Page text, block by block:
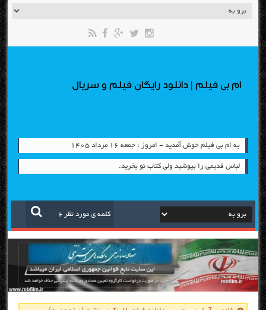
ام بی فیلم | دانلود رایگان فیلم و سریال
به ام بی فیلم خوش آمدید - امروز : جمعه ۱۶ مرداد ۱۴۰۵
لباس قدیمی را بپوشید ولی کتاب نو بخرید.